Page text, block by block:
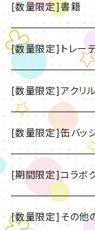
[数量限定]書籍
[数量限定]トレー
[数量限定]アクリ
[数量限定]缶バッ
[期間限定]コラボグ
[数量限定]CD
[数量限定]その他